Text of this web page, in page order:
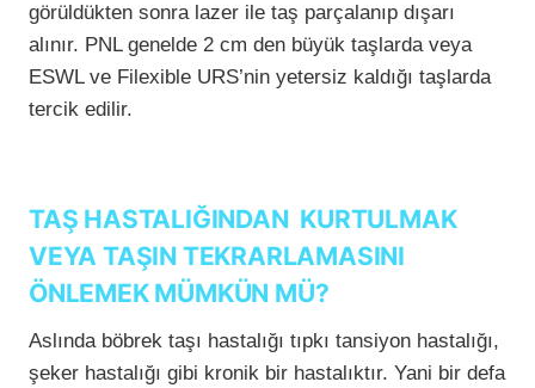
görüldükten sonra lazer ile taş parçalanıp dışarı
alınır. PNL genelde 2 cm den büyük taşlarda veya
ESWL ve Filexible URS’nin yetersiz kaldığı taşlarda
tercik edilir.
TAŞ HASTALIĞINDAN KURTULMAK
VEYA TAŞIN TEKRARLAMASINI
ÖNLEMEK MÜMKÜN MÜ?
Aslında böbrek taşı hastalığı tıpkı tansiyon hastalığı,
şeker hastalığı gibi kronik bir hastalıktır. Yani bir defa